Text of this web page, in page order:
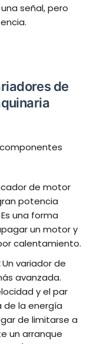
señal, pero
de
de motor
potencia
una forma
un motor y
calentamiento.
Un variador de
avanzada.
y el par
de la energía
de limitarse a
un arranque